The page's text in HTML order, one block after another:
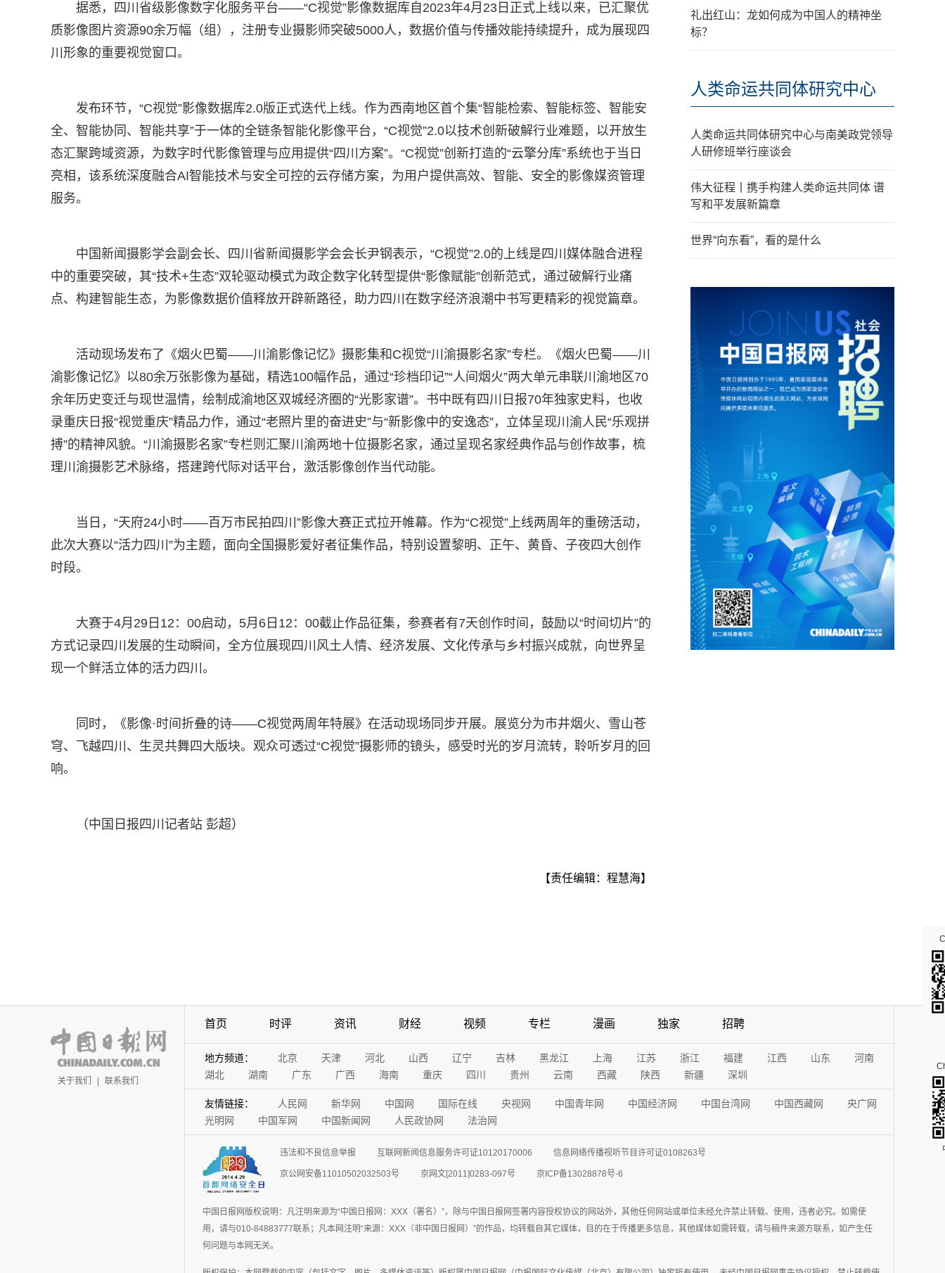
据悉，四川省级影像数字化服务平台——“C视觉”影像数据库自2023年4月23日正式上线以来，已汇聚优
质影像图片资源90余万幅（组），注册专业摄影师突破5000人，数据价值与传播效能持续提升，成为展现四
川形象的重要视觉窗口。
发布环节，“C视觉”影像数据库2.0版正式迭代上线。作为西南地区首个集“智能检索、智能标签、智能安
全、智能协同、智能共享”于一体的全链条智能化影像平台，“C视觉”2.0以技术创新破解行业难题，以开放生
态汇聚跨域资源，为数字时代影像管理与应用提供“四川方案”。“C视觉”创新打造的“云擎分库”系统也于当日
亮相，该系统深度融合AI智能技术与安全可控的云存储方案，为用户提供高效、智能、安全的影像媒资管理
服务。
中国新闻摄影学会副会长、四川省新闻摄影学会会长尹钢表示，“C视觉”2.0的上线是四川媒体融合进程
中的重要突破，其“技术+生态”双轮驱动模式为政企数字化转型提供“影像赋能”创新范式，通过破解行业痛
点、构建智能生态，为影像数据价值释放开辟新路径，助力四川在数字经济浪潮中书写更精彩的视觉篇章。
活动现场发布了《烟火巴蜀——川渝影像记忆》摄影集和C视觉“川渝摄影名家”专栏。《烟火巴蜀——川
渝影像记忆》以80余万张影像为基础，精选100幅作品，通过“珍档印记”“人间烟火”两大单元串联川渝地区70
余年历史变迁与现世温情，绘制成渝地区双城经济圈的“光影家谱”。书中既有四川日报70年独家史料，也收
录重庆日报“视觉重庆”精品力作，通过“老照片里的奋进史”与“新影像中的安逸态”，立体呈现川渝人民“乐观拼
搏”的精神风貌。“川渝摄影名家”专栏则汇聚川渝两地十位摄影名家，通过呈现名家经典作品与创作故事，梳
理川渝摄影艺术脉络，搭建跨代际对话平台，激活影像创作当代动能。
当日，“天府24小时——百万市民拍四川”影像大赛正式拉开帷幕。作为“C视觉”上线两周年的重磅活动，
此次大赛以“活力四川”为主题，面向全国摄影爱好者征集作品，特别设置黎明、正午、黄昏、子夜四大创作
时段。
大赛于4月29日12：00启动，5月6日12：00截止作品征集，参赛者有7天创作时间，鼓励以“时间切片”的
方式记录四川发展的生动瞬间，全方位展现四川风土人情、经济发展、文化传承与乡村振兴成就，向世界呈
现一个鲜活立体的活力四川。
同时，《影像·时间折叠的诗——C视觉两周年特展》在活动现场同步开展。展览分为市井烟火、雪山苍
穹、飞越四川、生灵共舞四大版块。观众可透过“C视觉”摄影师的镜头，感受时光的岁月流转，聆听岁月的回
响。
（中国日报四川记者站 彭超）
【责任编辑：程慧海】
礼出红山：龙如何成为中国人的精神坐
标？
人类命运共同体研究中心
人类命运共同体研究中心与南美政党领导
人研修班举行座谈会
伟大征程丨携手构建人类命运共同体 谱
写和平发展新篇章
世界“向东看”，看的是什么
关于我们 | 联系我们
首页 时评 资讯 财经 视频 专栏 漫画 独家 招聘
地方频道： 北京 天津 河北 山西 辽宁 吉林 黑龙江 上海 江苏 浙江 福建 江西 山东
河南
湖北
湖南 广东 广西 海南 重庆 四川 贵州 云南 西藏 陕西 新疆 深圳
友情链接： 人民网 新华网 中国网 国际在线 央视网 中国青年网 中国经济网 中国台湾网 中国西藏网
央广网
光明网
中国军网 中国新闻网 人民政协网 法治网
违法和不良信息举报 互联网新闻信息服务许可证10120170006 信息网络传播视听节目许可证0108263号
京公网安备11010502032503号 京网文[2011]0283-097号 京ICP备13028878号-6
中国日报网版权说明：凡注明来源为“中国日报网：XXX（署名）”，除与中国日报网签署内容授权协议的网站外，其他任何网站或单位未经允许禁止转载、使用，违者必究。如需使
用，请与010-84883777联系；凡本网注明“来源：XXX（非中国日报网）”的作品，均转载自其它媒体，目的在于传播更多信息，其他媒体如需转载，请与稿件来源方联系，如产生任
何问题与本网无关。